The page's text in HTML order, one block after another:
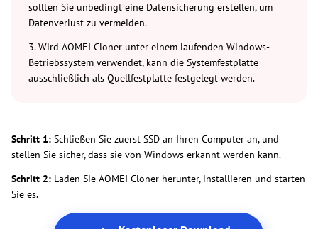
sollten Sie unbedingt eine Datensicherung erstellen, um
Datenverlust zu vermeiden.
3. Wird AOMEI Cloner unter einem laufenden Windows-
Betriebssystem verwendet, kann die Systemfestplatte
ausschließlich als Quellfestplatte festgelegt werden.
Schritt 1: Schließen Sie zuerst SSD an Ihren Computer an, und
stellen Sie sicher, dass sie von Windows erkannt werden kann.
Schritt 2: Laden Sie AOMEI Cloner herunter, installieren und starten
Sie es.